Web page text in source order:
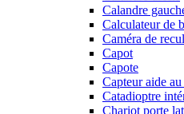
Calandre
Calculateur de
Caméra de recul
Capot
Capote
Capteur aide
Catadioptre
Chariot porte